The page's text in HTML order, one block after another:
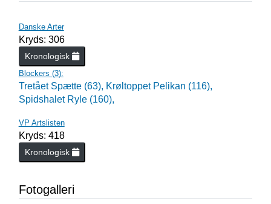
Danske Arter
Kryds: 306
Kronologisk
Blockers (3):
Tretået Spætte (63), Krøltoppet Pelikan (116),
Spidshalet Ryle (160),
VP Artslisten
Kryds: 418
Kronologisk
Fotogalleri